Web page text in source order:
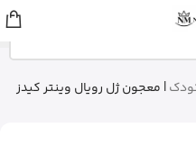
| معجون ژل رویال وینتر کیدز